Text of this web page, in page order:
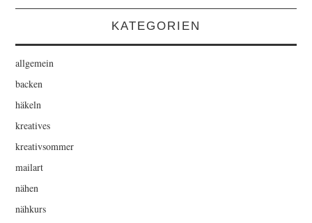
KATEGORIEN
allgemein
backen
häkeln
kreatives
kreativsommer
mailart
nähen
nähkurs